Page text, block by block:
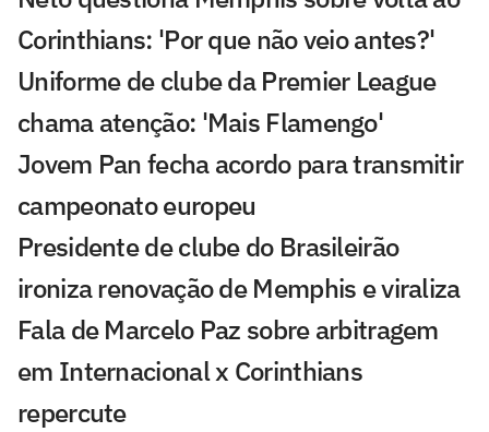
Corinthians: 'Por que não veio antes?'
Uniforme de clube da Premier League
chama atenção: 'Mais Flamengo'
Jovem Pan fecha acordo para transmitir
campeonato europeu
Presidente de clube do Brasileirão
ironiza renovação de Memphis e viraliza
Fala de Marcelo Paz sobre arbitragem
em Internacional x Corinthians
repercute